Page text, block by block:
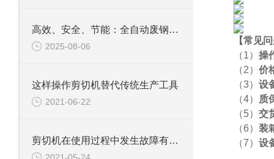
高效、安全、节能：全自动废钢剪切机的三大优势
2025-08-06
这样操作剪切机替代传统生产工具
2021-06-22
剪切机在使用过程中发生故障有几大类
【常见
（1） 操
（2） 价
（3） 设
（4）
质
（5） 交
（6） 装
（7） 设